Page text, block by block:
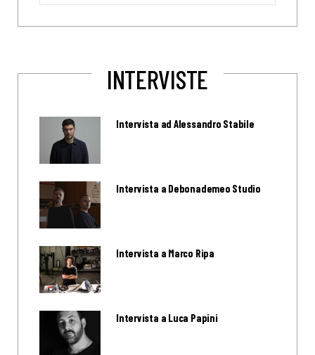
INTERVISTE
Intervista ad Alessandro Stabile
Intervista a Debonademeo Studio
Intervista a Marco Ripa
Intervista a Luca Papini